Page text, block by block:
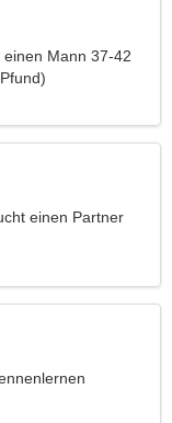
Mann 37-42
einen Partner